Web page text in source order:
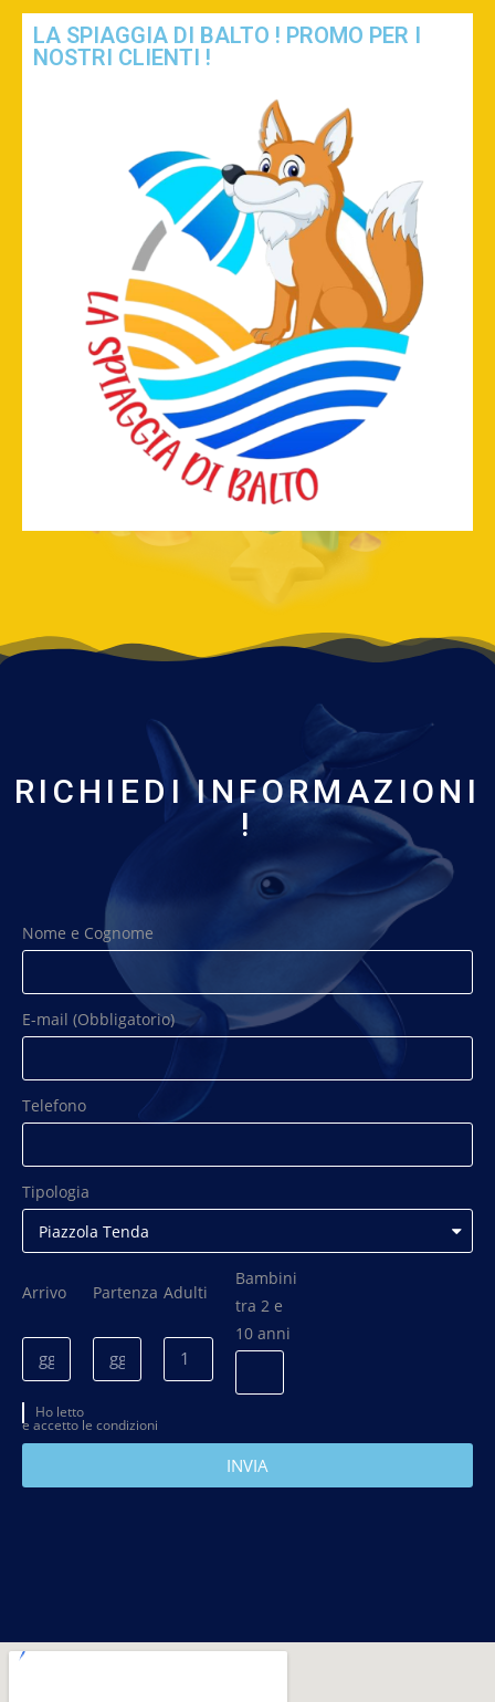
LA SPIAGGIA DI BALTO ! PROMO PER I
NOSTRI CLIENTI !
RICHIEDI INFORMAZIONI
!
Nome e Cognome
E-mail (Obbligatorio)
Telefono
Tipologia
Arrivo Partenza Adulti
Bambini
tra 2 e
10 anni
Ho letto
e accetto le condizioni
INVIA